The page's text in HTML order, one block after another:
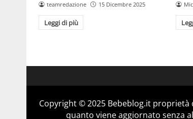
teamredazione 15 Dicembre 2025
Leggi di più
Copyright © 2025 Bebeblog.it proprietà
quanto viene aggiornato senza